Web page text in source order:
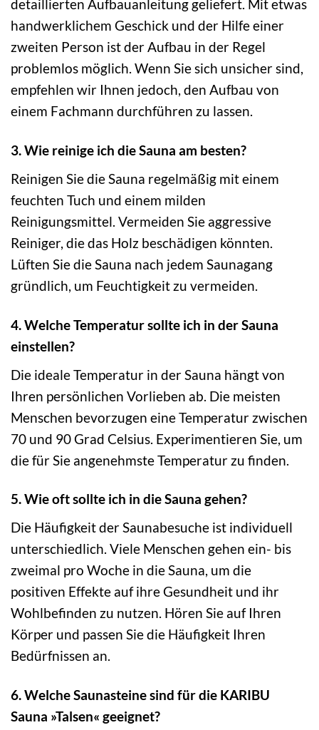
detaillierten Aufbauanleitung geliefert. Mit etwas
handwerklichem Geschick und der Hilfe einer
zweiten Person ist der Aufbau in der Regel
problemlos möglich. Wenn Sie sich unsicher sind,
empfehlen wir Ihnen jedoch, den Aufbau von
einem Fachmann durchführen zu lassen.
3. Wie reinige ich die Sauna am besten?
Reinigen Sie die Sauna regelmäßig mit einem
feuchten Tuch und einem milden
Reinigungsmittel. Vermeiden Sie aggressive
Reiniger, die das Holz beschädigen könnten.
Lüften Sie die Sauna nach jedem Saunagang
gründlich, um Feuchtigkeit zu vermeiden.
4. Welche Temperatur sollte ich in der Sauna
einstellen?
Die ideale Temperatur in der Sauna hängt von
Ihren persönlichen Vorlieben ab. Die meisten
Menschen bevorzugen eine Temperatur zwischen
70 und 90 Grad Celsius. Experimentieren Sie, um
die für Sie angenehmste Temperatur zu finden.
5. Wie oft sollte ich in die Sauna gehen?
Die Häufigkeit der Saunabesuche ist individuell
unterschiedlich. Viele Menschen gehen ein- bis
zweimal pro Woche in die Sauna, um die
positiven Effekte auf ihre Gesundheit und ihr
Wohlbefinden zu nutzen. Hören Sie auf Ihren
Körper und passen Sie die Häufigkeit Ihren
Bedürfnissen an.
6. Welche Saunasteine sind für die KARIBU
Sauna »Talsen« geeignet?